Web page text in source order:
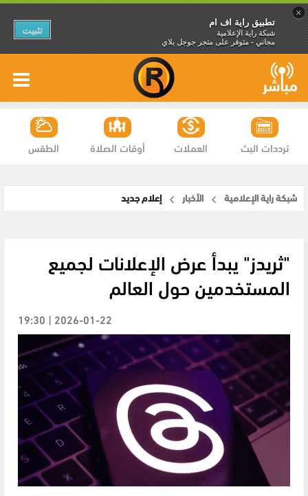
×
تطبيق راية اف ام
شبكة راية الإعلامية
مجاني - متوفر على متجر جوجل بلاي
تثبيت
الطقس أوقات الصلاة العملات ترددات البث
شبكة راية الإعلامية الأخبار إعلام جديد
"ثريدز" يبدأ عرض الإعلانات لجميع
المستخدمين حول العالم
2026-01-22 | 19:30